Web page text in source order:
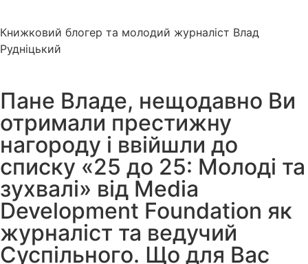
Книжковий блогер та молодий журналіст Влад
Рудніцький
Пане Владе, нещодавно Ви
отримали престижну
нагороду і ввійшли до
списку «25 до 25: Молоді та
зухвалі» від Media
Development Foundation як
журналіст та ведучий
Суспільного. Що для Вас